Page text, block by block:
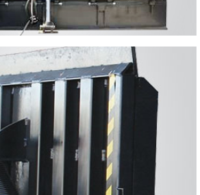
FIXES
et sa sécurité même dans les situations
les plus difficiles